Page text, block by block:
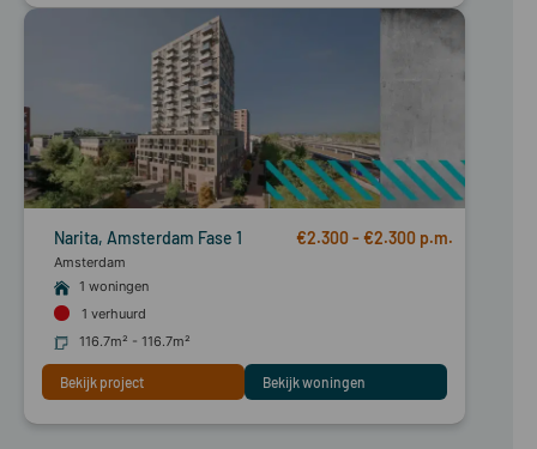
Narita, Amsterdam Fase 1
amsterdam
€2.300 - €2.300
1 woningen
1 verhuurd
116.7m² - 116.7m²
Bekijk project Bekijk woningen